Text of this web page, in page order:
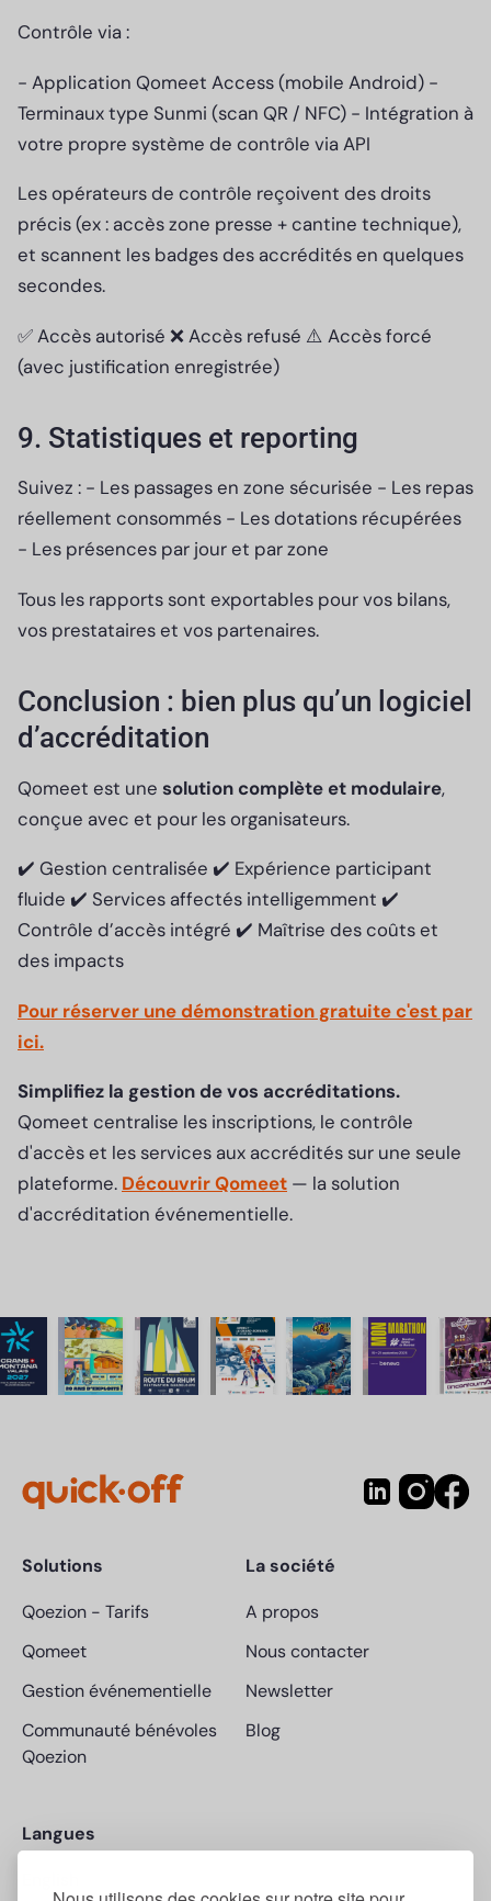
Contrôle via :
- Application Qomeet Access (mobile Android) -
Terminaux type Sunmi (scan QR / NFC) - Intégration à
votre propre système de contrôle via API
Les opérateurs de contrôle reçoivent des droits
précis (ex : accès zone presse + cantine technique),
et scannent les badges des accrédités en quelques
secondes.
✅ Accès autorisé ❌ Accès refusé ⚠️ Accès forcé
(avec justification enregistrée)
9. Statistiques et reporting
Suivez : - Les passages en zone sécurisée - Les repas
réellement consommés - Les dotations récupérées
- Les présences par jour et par zone
Tous les rapports sont exportables pour vos bilans,
vos prestataires et vos partenaires.
Conclusion : bien plus qu’un logiciel
d’accréditation
Qomeet est une solution complète et modulaire,
conçue avec et pour les organisateurs.
✔️ Gestion centralisée ✔️ Expérience participant
fluide ✔️ Services affectés intelligemment ✔️
Contrôle d’accès intégré ✔️ Maîtrise des coûts et
des impacts
Pour réserver une démonstration gratuite c'est par
ici.
Simplifiez la gestion de vos accréditations.
Qomeet centralise les inscriptions, le contrôle
d'accès et les services aux accrédités sur une seule
plateforme. Découvrir Qomeet — la solution
d'accréditation événementielle.
Solutions
Qoezion - Tarifs
Qomeet
Gestion événementielle
Communauté bénévoles
Qoezion
La société
A propos
Nous contacter
Newsletter
Blog
Langues